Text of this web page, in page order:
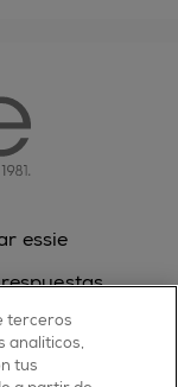
essie
terceros
analíticos,
tus